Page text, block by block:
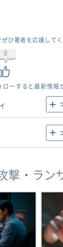
ひ著者を応援して
0
ローすると最新情報
撃・ラン